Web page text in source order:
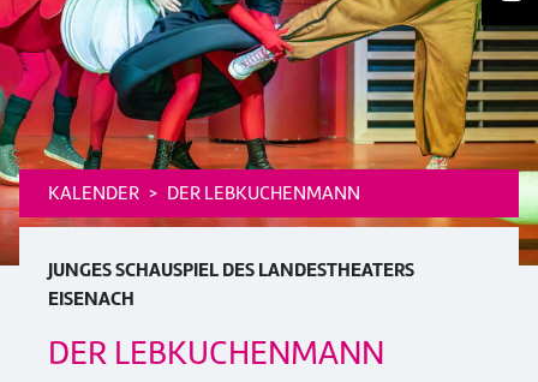
KALENDER DER LEBKUCHENMANN
JUNGES SCHAUSPIEL DES LANDESTHEATERS
EISENACH
DER LEBKUCHENMANN